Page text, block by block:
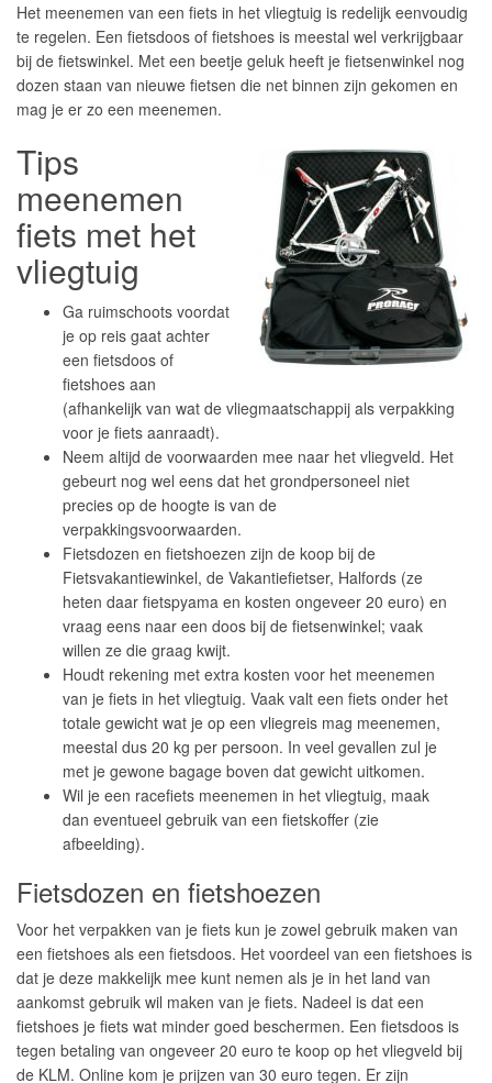
Het meenemen van een fiets in het vliegtuig is redelijk eenvoudig
te regelen. Een fietsdoos of fietshoes is meestal wel verkrijgbaar
bij de fietswinkel. Met een beetje geluk heeft je fietsenwinkel nog
dozen staan van nieuwe fietsen die net binnen zijn gekomen en
mag je er zo een meenemen.
Tips
meenemen
fiets met het
vliegtuig
Ga ruimschoots voordat
je op reis gaat achter
een fietsdoos of
fietshoes aan
(afhankelijk van wat de vliegmaatschappij als verpakking
voor je fiets aanraadt).
Neem altijd de voorwaarden mee naar het vliegveld. Het
gebeurt nog wel eens dat het grondpersoneel niet
precies op de hoogte is van de
verpakkingsvoorwaarden.
Fietsdozen en fietshoezen zijn de koop bij de
Fietsvakantiewinkel, de Vakantiefietser, Halfords (ze
heten daar fietspyama en kosten ongeveer 20 euro) en
vraag eens naar een doos bij de fietsenwinkel; vaak
willen ze die graag kwijt.
Houdt rekening met extra kosten voor het meenemen
van je fiets in het vliegtuig. Vaak valt een fiets onder het
totale gewicht wat je op een vliegreis mag meenemen,
meestal dus 20 kg per persoon. In veel gevallen zul je
met je gewone bagage boven dat gewicht uitkomen.
Wil je een racefiets meenemen in het vliegtuig, maak
dan eventueel gebruik van een fietskoffer (zie
afbeelding).
Fietsdozen en fietshoezen
Voor het verpakken van je fiets kun je zowel gebruik maken van
een fietshoes als een fietsdoos. Het voordeel van een fietshoes is
dat je deze makkelijk mee kunt nemen als je in het land van
aankomst gebruik wil maken van je fiets. Nadeel is dat een
fietshoes je fiets wat minder goed beschermen. Een fietsdoos is
tegen betaling van ongeveer 20 euro te koop op het vliegveld bij
de KLM. Online kom je prijzen van 30 euro tegen. Er zijn